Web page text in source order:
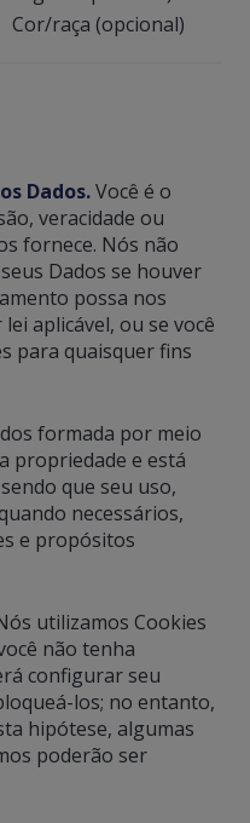
Cor/raça (opcional)
Dados.Você é o
veracidade ou
fornece. Nós não
Dados se houver
possa nos
aplicável, ou se você
para quaisquer fins
formada por meio
propriedade e está
que seu uso,
necessários,
e propósitos
utilizamos Cookies
não tenha
configurar seu
los; no entanto,
hipótese, algumas
poderão ser